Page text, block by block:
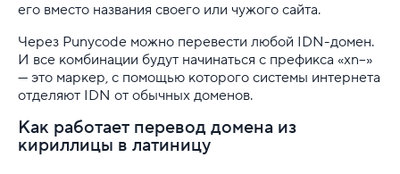
его вместо названия своего или чужого сайта.
Через Punycode можно перевести любой IDN-домен.
И все комбинации будут начинаться с префикса «xn--»
— это маркер, с помощью которого системы интернета
отделяют IDN от обычных доменов.
Как работает перевод домена из
кириллицы в латиницу